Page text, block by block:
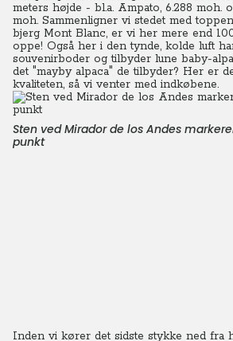
meters højde - bl.a. Ampato, 6.288 moh.
moh. Sammenligner vi stedet med
bjerg Mont Blanc, er vi her mere end
oppe! Også her i den tynde, kolde luft
souvenirboder og tilbyder lune baby-
det "mayby alpaca" de tilbyder? Her er
kvaliteten, så vi venter med indkøbene.
Sten ved Mirador de los Andes
punkt
Inden vi kører det sidste stykke ned fra